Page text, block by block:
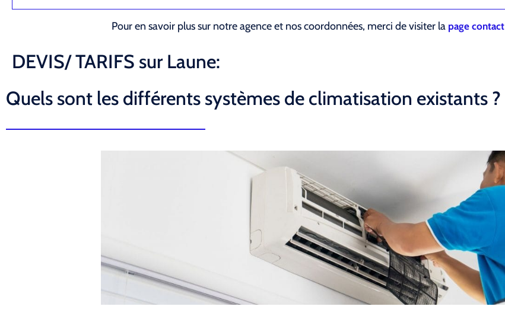
Pour en savoir plus sur notre agence et nos coordonnées, merci de visiter la page contact
DEVIS/ TARIFS sur Laune:
Quels sont les différents systèmes de climatisation existants ?